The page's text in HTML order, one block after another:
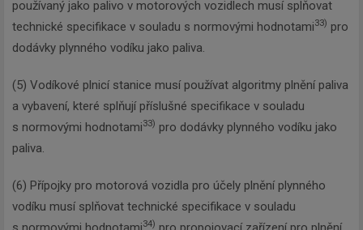
používaný jako palivo v motorových vozidlech musí splňovat
technické specifikace v souladu s normovými hodnotami33) pro
dodávky plynného vodíku jako paliva.
(5) Vodíkové plnicí stanice musí používat algoritmy plnění paliva
a vybavení, které splňují příslušné specifikace v souladu
s normovými hodnotami33) pro dodávky plynného vodíku jako
paliva.
(6) Přípojky pro motorová vozidla pro účely plnění plynného
vodíku musí splňovat technické specifikace v souladu
34)